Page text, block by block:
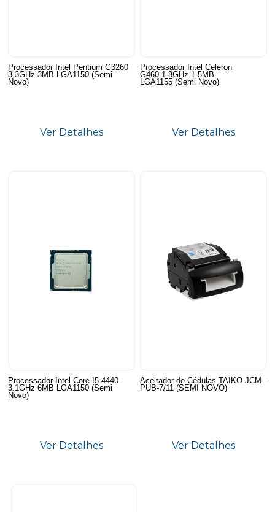
Processador Intel Pentium G3260
3,3GHz 3MB LGA1150 (Semi
Novo)
Ver Detalhes
Processador Intel Celeron
G460 1.8GHz 1.5MB
LGA1155 (Semi Novo)
Ver Detalhes
Processador Intel Core I5-4440
3.1GHz 6MB LGA1150 (Semi
Novo)
Ver Detalhes
Aceitador de Cédulas TAIKO JCM -
PUB-7/11 (SEMI NOVO)
Ver Detalhes